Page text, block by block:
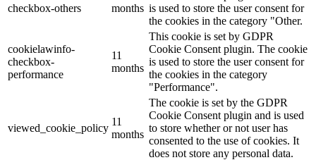
checkbox-others
months is used to store the user consent for
the cookies in the category "Other.
cookielawinfo-
checkbox-
performance
11
months
This cookie is set by GDPR
Cookie Consent plugin. The cookie
is used to store the user consent for
the cookies in the category
"Performance".
viewed_cookie_policy
11
months
The cookie is set by the GDPR
Cookie Consent plugin and is used
to store whether or not user has
consented to the use of cookies. It
does not store any personal data.